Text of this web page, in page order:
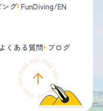
ング FunDiving/EN
よくある質問 ブログ